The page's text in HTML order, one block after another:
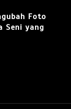
Foto
Seni yang